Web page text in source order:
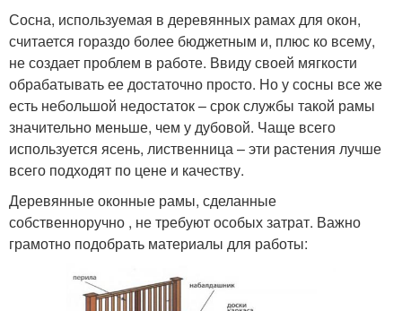
Сосна, используемая в деревянных рамах для окон,
считается гораздо более бюджетным и, плюс ко всему,
не создает проблем в работе. Ввиду своей мягкости
обрабатывать ее достаточно просто. Но у сосны все же
есть небольшой недостаток – срок службы такой рамы
значительно меньше, чем у дубовой. Чаще всего
используется ясень, лиственница – эти растения лучше
всего подходят по цене и качеству.
Деревянные оконные рамы, сделанные
собственноручно , не требуют особых затрат. Важно
грамотно подобрать материалы для работы: